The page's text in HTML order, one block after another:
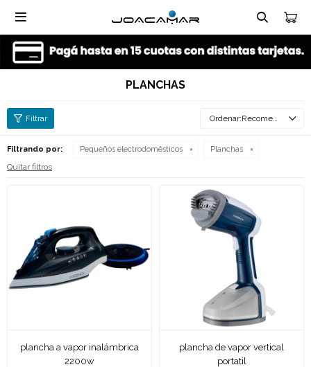

PLANCHAS
Recomendados
Filtrando por: Pequeños electrodomésticos Planchas
Quitar filtros
plancha a vapor inalámbrica
2200w
plancha de vapor vertical
portatil